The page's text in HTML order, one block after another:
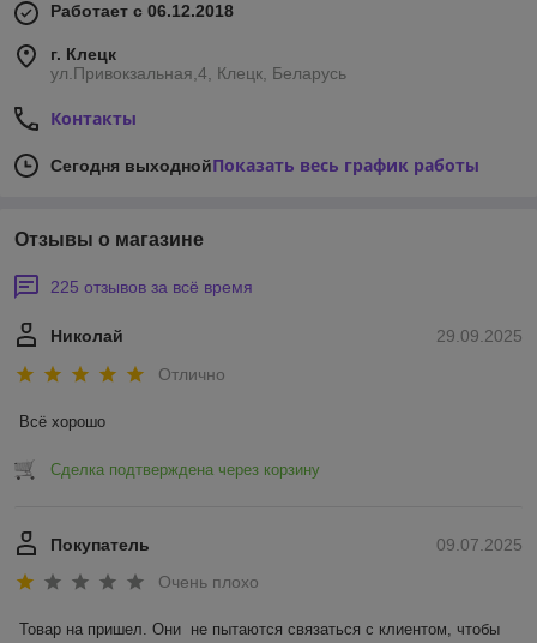
Работает с 06.12.2018
г. Клецк
ул.Привокзальная,4, Клецк, Беларусь
Контакты
Сегодня выходнойПоказать весь график работы
Отзывы о магазине
225 отзывов за всё время
29.09.2025
Николай
Отлично
Всё хорошо
Сделка подтверждена через корзину
09.07.2025
Покупатель
Очень плохо
Товар на пришел. Они  не пытаются связаться с клиентом, чтобы